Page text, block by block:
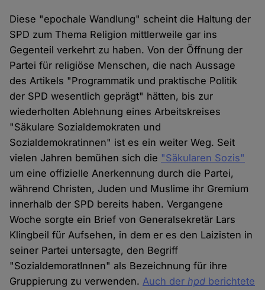
Diese "epochale Wandlung" scheint die Haltung der
SPD zum Thema Religion mittlerweile gar ins
Gegenteil verkehrt zu haben. Von der Öffnung der
Partei für religiöse Menschen, die nach Aussage
des Artikels "Programmatik und praktische Politik
der SPD wesentlich geprägt" hätten, bis zur
wiederholten Ablehnung eines Arbeitskreises
"Säkulare Sozialdemokraten und
Sozialdemokratinnen" ist es ein weiter Weg. Seit
vielen Jahren bemühen sich die "Säkularen Sozis"
um eine offizielle Anerkennung durch die Partei,
während Christen, Juden und Muslime ihr Gremium
innerhalb der SPD bereits haben. Vergangene
Woche sorgte ein Brief von Generalsekretär Lars
Klingbeil für Aufsehen, in dem er es den Laizisten in
seiner Partei untersagte, den Begriff
"SozialdemoratInnen" als Bezeichnung für ihre
Gruppierung zu verwenden.Auch derhpd berichtete